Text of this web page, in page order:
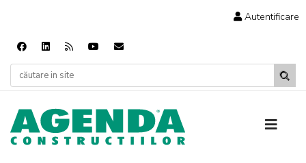
Autentificare